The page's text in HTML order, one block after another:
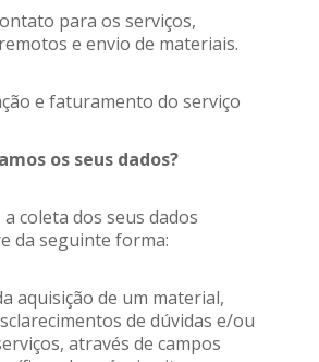
para os serviços,
e envio de materiais.
e faturamento do serviço
os seus dados?
coleta dos seus dados
da seguinte forma:
aquisição de um material,
de dúvidas e/ou
através de campos